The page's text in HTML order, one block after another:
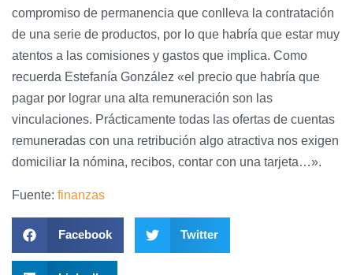
compromiso de permanencia que conlleva la contratación
de una serie de productos, por lo que habría que estar muy
atentos a las comisiones y gastos que implica. Como
recuerda Estefanía González «el precio que habría que
pagar por lograr una alta remuneración son las
vinculaciones. Prácticamente todas las ofertas de cuentas
remuneradas con una retribución algo atractiva nos exigen
domiciliar la nómina, recibos, contar con una tarjeta…».
Fuente: finanzas
Facebook Twitter